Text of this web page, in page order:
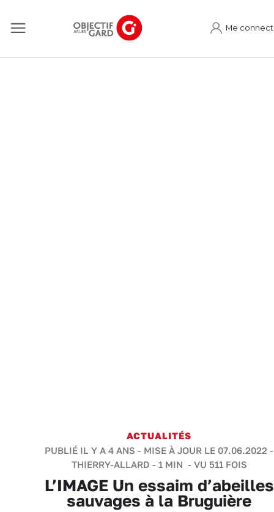
Me
ACTUALITÉS
PUBLIÉ IL Y A 4 ANS - MISE À JOUR LE 07.06.2022 -
THIERRY-ALLARD - 1 MIN - VU 511 FOIS
L’IMAGE Un essaim d’abeilles
sauvages à la Bruguière